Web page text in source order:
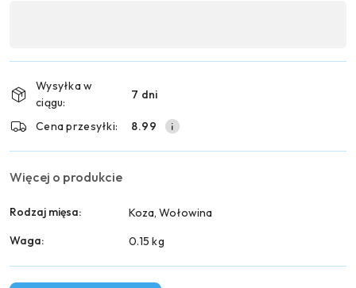
płatność
dostawa
Wysyłka w
ciągu:
7 dni
Cena przesyłki: 8.99
Więcej o produkcie
Rodzaj mięsa:
Koza, Wołowina
Waga:
0.15 kg